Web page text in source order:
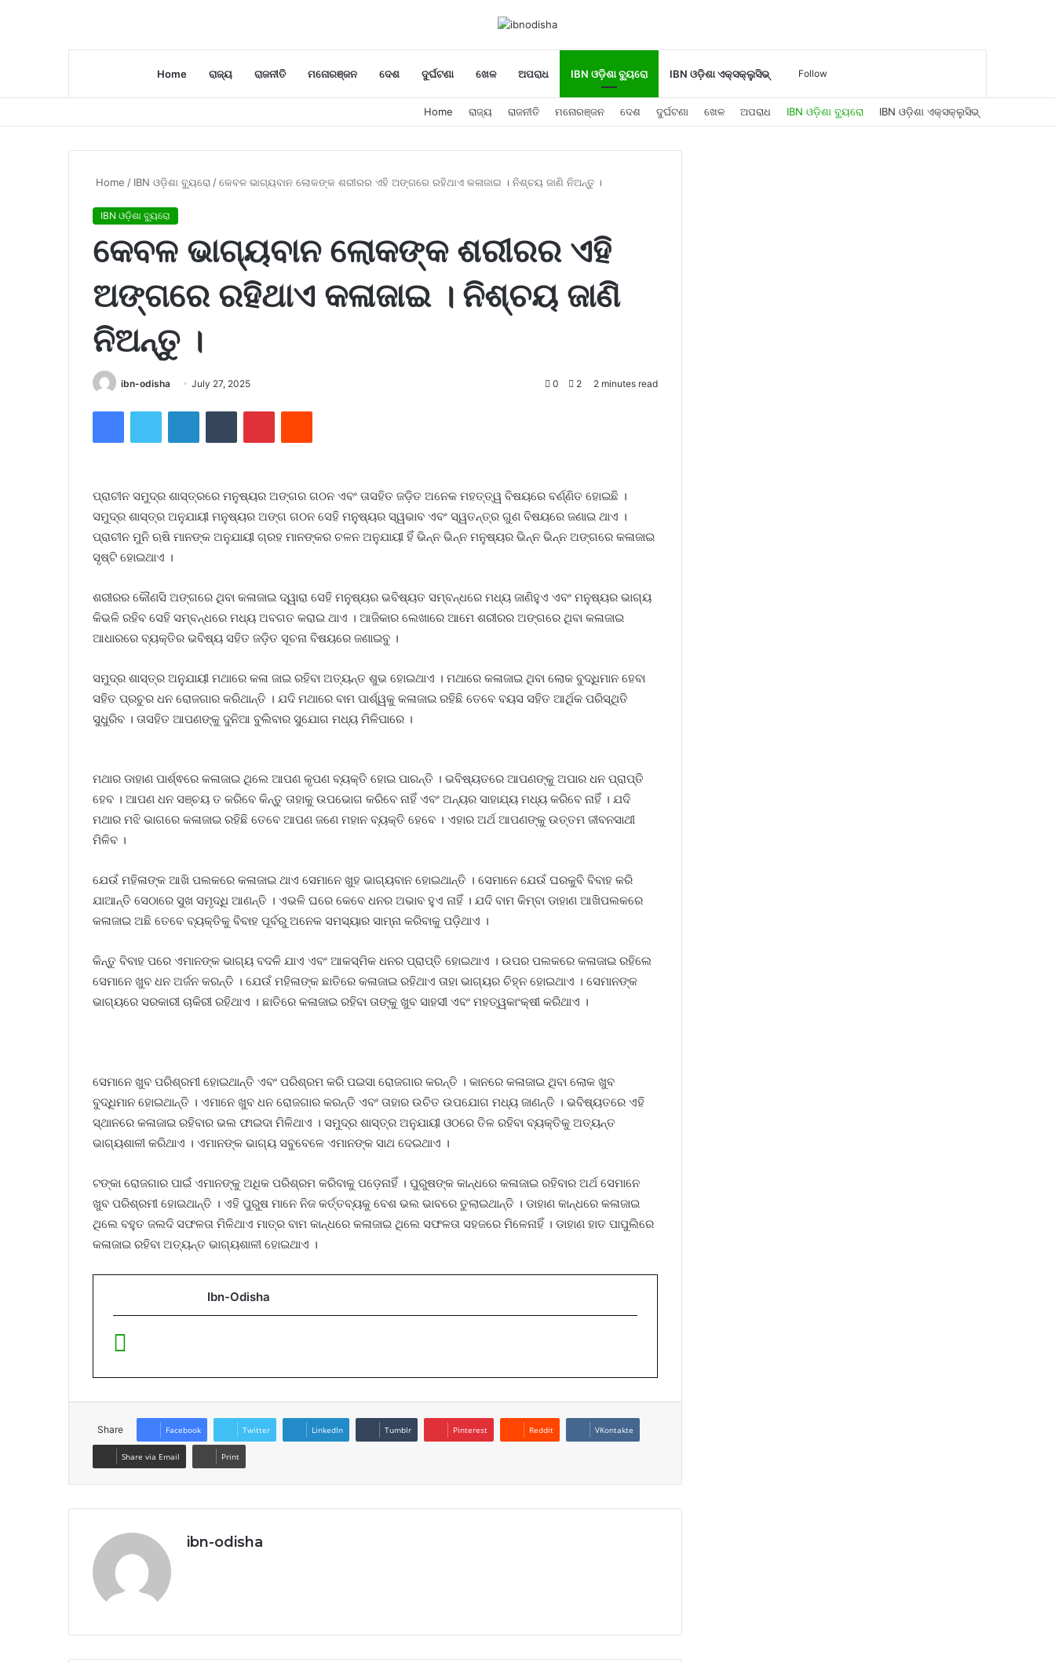
Home ରାଜ୍ୟ ରାଜନୀତି ମନୋରଞ୍ଜନ ଦେଶ ଦୁର୍ଘଟଣା ଖେଳ ଅପରାଧ IBN ଓଡ଼ିଶା ବ୍ୟୁରୋ IBN ଓଡ଼ିଶା ଏକ୍ସକ୍ଲୁସିଭ୍
for
In
Follow
Home ରାଜ୍ୟ ରାଜନୀତି ମନୋରଞ୍ଜନ ଦେଶ ଦୁର୍ଘଟଣା ଖେଳ ଅପରାଧ IBN ଓଡ଼ିଶା ବ୍ୟୁରୋ IBN ଓଡ଼ିଶା ଏକ୍ସକ୍ଲୁସିଭ୍
Home / IBN ଓଡ଼ିଶା ବ୍ୟୁରୋ /କେବଳ ଭାଗ୍ୟବାନ ଲୋକଙ୍କ ଶରୀରର ଏହି ଅଙ୍ଗରେ ରହିଥାଏ କଳାଜାଇ । ନିଶ୍ଚୟ ଜାଣି ନିଅନ୍ତୁ ।
IBN ଓଡ଼ିଶା ବ୍ୟୁରୋ
କେବଳ ଭାଗ୍ୟବାନ ଲୋକଙ୍କ ଶରୀରର ଏହି
ଅଙ୍ଗରେ ରହିଥାଏ କଳାଜାଇ । ନିଶ୍ଚୟ ଜାଣି
ନିଅନ୍ତୁ ।
ibn-odisha July 27, 2025 0 2 2 minutes read
FacebookTwitter LinkedInTumblr PinterestReddit
ପ୍ରାଚୀନ ସମୁଦ୍ର ଶାସ୍ତ୍ରରେ ମନୁଷ୍ୟର ଅଙ୍ଗର ଗଠନ ଏବଂ ତାସହିତ ଜଡ଼ିତ ଅନେକ ମହତ୍ତ୍ୱ ବିଷୟରେ ବର୍ଣ୍ଣିତ ହୋଇଛି ।
ସମୁଦ୍ର ଶାସ୍ତ୍ର ଅନୁଯାୟୀ ମନୁଷ୍ୟର ଅଙ୍ଗ ଗଠନ ସେହି ମନୁଷ୍ୟର ସ୍ୱଭାବ ଏବଂ ସ୍ୱତନ୍ତ୍ର ଗୁଣ ବିଷୟରେ ଜଣାଇ ଥାଏ ।
ପ୍ରାଚୀନ ମୁନି ଋଷି ମାନଙ୍କ ଅନୁଯାୟୀ ଗ୍ରହ ମାନଙ୍କର ଚଳନ ଅନୁଯାୟୀ ହିଁ ଭିନ୍ନ ଭିନ୍ନ ମନୁଷ୍ୟର ଭିନ୍ନ ଭିନ୍ନ ଅଙ୍ଗରେ କଳାଜାଇ
ସୃଷ୍ଟି ହୋଇଥାଏ ।
ଶରୀରର କୌଣସି ଅଙ୍ଗରେ ଥିବା କଳାଜାଇ ଦ୍ୱାରା ସେହି ମନୁଷ୍ୟର ଭବିଷ୍ୟତ ସମ୍ବନ୍ଧରେ ମଧ୍ୟ ଜାଣିହୁଏ ଏବଂ ମନୁଷ୍ୟର ଭାଗ୍ୟ
କିଭଳି ରହିବ ସେହି ସମ୍ବନ୍ଧରେ ମଧ୍ୟ ଅବଗତ କରାଇ ଥାଏ । ଆଜିକାର ଲେଖାରେ ଆମେ ଶରୀରର ଅଙ୍ଗରେ ଥିବା କଳାଜାଇ
ଆଧାରରେ ବ୍ୟକ୍ତିର ଭବିଷ୍ୟ ସହିତ ଜଡ଼ିତ ସୂଚନା ବିଷୟରେ ଜଣାଇବୁ ।
ସମୁଦ୍ର ଶାସ୍ତ୍ର ଅନୁଯାୟୀ ମଥାରେ କଳା ଜାଇ ରହିବା ଅତ୍ୟନ୍ତ ଶୁଭ ହୋଇଥାଏ । ମଥାରେ କଳାଜାଇ ଥିବା ଲୋକ ବୁଦ୍ଧିମାନ ହେବା
ସହିତ ପ୍ରଚୁର ଧନ ରୋଜଗାର କରିଥାନ୍ତି । ଯଦି ମଥାରେ ବାମ ପାର୍ଶ୍ୱକୁ କଳାଜାଇ ରହିଛି ତେବେ ବୟସ ସହିତ ଆର୍ଥିକ ପରିସ୍ଥିତି
ସୁଧୁରିବ । ତାସହିତ ଆପଣଙ୍କୁ ଦୁନିଆ ବୁଲିବାର ସୁଯୋଗ ମଧ୍ୟ ମିଳିପାରେ ।
ମଥାର ଡାହାଣ ପାର୍ଶ୍ଵରେ କଳାଜାଇ ଥିଲେ ଆପଣ କୃପଣ ବ୍ୟକ୍ତି ହୋଇ ପାରନ୍ତି । ଭବିଷ୍ୟତରେ ଆପଣଙ୍କୁ ଅପାର ଧନ ପ୍ରାପ୍ତି
ହେବ । ଆପଣ ଧନ ସଞ୍ଚୟ ତ କରିବେ କିନ୍ତୁ ତାହାକୁ ଉପଭୋଗ କରିବେ ନାହିଁ ଏବଂ ଅନ୍ୟର ସାହାଯ୍ୟ ମଧ୍ୟ କରିବେ ନାହିଁ । ଯଦି
ମଥାର ମଝି ଭାଗରେ କଳାଜାଇ ରହିଛି ତେବେ ଆପଣ ଜଣେ ମହାନ ବ୍ୟକ୍ତି ହେବେ । ଏହାର ଅର୍ଥ ଆପଣଙ୍କୁ ଉତ୍ତମ ଜୀବନସାଥୀ
ମିଳିବ ।
ଯେଉଁ ମହିଳାଙ୍କ ଆଖି ପଲକରେ କଳାଜାଇ ଥାଏ ସେମାନେ ଖୁହ ଭାଗ୍ୟବାନ ହୋଇଥାନ୍ତି । ସେମାନେ ଯେଉଁ ଘରକୁବି ବିବାହ କରି
ଯାଆନ୍ତି ସେଠାରେ ସୁଖ ସମୃଦ୍ଧି ଆଣନ୍ତି । ଏଭଳି ଘରେ କେବେ ଧନର ଅଭାବ ହୁଏ ନାହିଁ । ଯଦି ବାମ କିମ୍ବା ଡାହାଣ ଆଖିପଲକରେ
କଳାଜାଇ ଅଛି ତେବେ ବ୍ୟକ୍ତିକୁ ବିବାହ ପୂର୍ବରୁ ଅନେକ ସମସ୍ୟାର ସାମ୍ନା କରିବାକୁ ପଡ଼ିଥାଏ ।
କିନ୍ତୁ ବିବାହ ପରେ ଏମାନଙ୍କ ଭାଗ୍ୟ ବଦଳି ଯାଏ ଏବଂ ଆକସ୍ମିକ ଧନର ପ୍ରାପ୍ତି ହୋଇଥାଏ । ଉପର ପଲକରେ କଳାଜାଇ ରହିଲେ
ସେମାନେ ଖୁବ ଧନ ଅର୍ଜନ କରନ୍ତି । ଯେଉଁ ମହିଳାଙ୍କ ଛାତିରେ କଳାଜାଇ ରହିଥାଏ ତାହା ଭାଗ୍ୟର ଚିହ୍ନ ହୋଇଥାଏ । ସେମାନଙ୍କ
ଭାଗ୍ୟରେ ସରକାରୀ ଚାକିରୀ ରହିଥାଏ । ଛାତିରେ କଳାଜାଇ ରହିବା ତାଙ୍କୁ ଖୁବ ସାହସୀ ଏବଂ ମହତ୍ୱକାଂକ୍ଷୀ କରିଥାଏ ।
ସେମାନେ ଖୁବ ପରିଶ୍ରମୀ ହୋଇଥାନ୍ତି ଏବଂ ପରିଶ୍ରମ କରି ପଇସା ରୋଜଗାର କରନ୍ତି । କାନରେ କଳାଜାଇ ଥିବା ଲୋକ ଖୁବ
ବୁଦ୍ଧିମାନ ହୋଇଥାନ୍ତି । ଏମାନେ ଖୁବ ଧନ ରୋଜଗାର କରନ୍ତି ଏବଂ ତାହାର ଉଚିତ ଉପଯୋଗ ମଧ୍ୟ ଜାଣନ୍ତି । ଭବିଷ୍ୟତରେ ଏହି
ସ୍ଥାନରେ କଳାଜାଇ ରହିବାର ଭଲ ଫାଇଦା ମିଳିଥାଏ । ସମୁଦ୍ର ଶାସ୍ତ୍ର ଅନୁଯାୟୀ ଓଠରେ ତିଳ ରହିବା ବ୍ୟକ୍ତିକୁ ଅତ୍ୟନ୍ତ
ଭାଗ୍ୟଶାଳୀ କରିଥାଏ । ଏମାନଙ୍କ ଭାଗ୍ୟ ସବୁବେଳେ ଏମାନଙ୍କ ସାଥ ଦେଇଥାଏ ।
ଟଙ୍କା ରୋଜଗାର ପାଇଁ ଏମାନଙ୍କୁ ଅଧିକ ପରିଶ୍ରମ କରିବାକୁ ପଡ଼େନାହିଁ । ପୁରୁଷଙ୍କ କାନ୍ଧରେ କଳାଜାଇ ରହିବାର ଅର୍ଥ ସେମାନେ
ଖୁବ ପରିଶ୍ରମୀ ହୋଇଥାନ୍ତି । ଏହି ପୁରୁଷ ମାନେ ନିଜ କର୍ତ୍ତବ୍ୟକୁ ବେଶ ଭଲ ଭାବରେ ତୁଲାଇଥାନ୍ତି । ଡାହାଣ କାନ୍ଧରେ କଳାଜାଇ
ଥିଲେ ବହୁତ ଜଲଦି ସଫଳତା ମିଳିଥାଏ ମାତ୍ର ବାମ କାନ୍ଧରେ କଳାଜାଇ ଥିଲେ ସଫଳତା ସହଜରେ ମିଳେନାହିଁ । ଡାହାଣ ହାତ ପାପୁଲିରେ
କଳାଜାଇ ରହିବା ଅତ୍ୟନ୍ତ ଭାଗ୍ୟଶାଳୀ ହୋଇଥାଏ ।
Ibn-Odisha
Share Facebook Twitter LinkedIn Tumblr Pinterest Reddit VKontakte
Share via Email Print
ibn-odisha